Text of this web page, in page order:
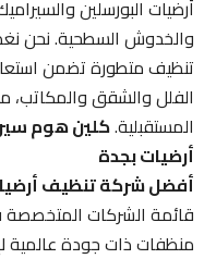
أرضيات البورسلين
والخدوش السطحية. نحن
تنظيف متطورة تضمن
الفلل والشقق والمكاتب،
المستقبلية.كلين هوم
أرضيات بجدة
أفضل شركة تنظيف
قائمة الشركات المتخصصة
منظفات ذات جودة عالمية